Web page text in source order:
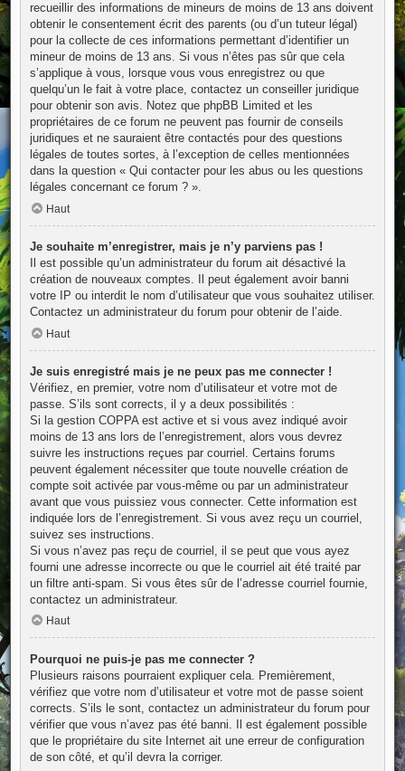
recueillir des informations de mineurs de moins de 13 ans doivent
obtenir le consentement écrit des parents (ou d’un tuteur légal)
pour la collecte de ces informations permettant d’identifier un
mineur de moins de 13 ans. Si vous n’êtes pas sûr que cela
s’applique à vous, lorsque vous vous enregistrez ou que
quelqu’un le fait à votre place, contactez un conseiller juridique
pour obtenir son avis. Notez que phpBB Limited et les
propriétaires de ce forum ne peuvent pas fournir de conseils
juridiques et ne sauraient être contactés pour des questions
légales de toutes sortes, à l’exception de celles mentionnées
dans la question « Qui contacter pour les abus ou les questions
légales concernant ce forum ? ».
Haut
Je souhaite m’enregistrer, mais je n’y parviens pas !
Il est possible qu’un administrateur du forum ait désactivé la
création de nouveaux comptes. Il peut également avoir banni
votre IP ou interdit le nom d’utilisateur que vous souhaitez utiliser.
Contactez un administrateur du forum pour obtenir de l’aide.
Haut
Je suis enregistré mais je ne peux pas me connecter !
Vérifiez, en premier, votre nom d’utilisateur et votre mot de
passe. S’ils sont corrects, il y a deux possibilités :
Si la gestion COPPA est active et si vous avez indiqué avoir
moins de 13 ans lors de l’enregistrement, alors vous devrez
suivre les instructions reçues par courriel. Certains forums
peuvent également nécessiter que toute nouvelle création de
compte soit activée par vous-même ou par un administrateur
avant que vous puissiez vous connecter. Cette information est
indiquée lors de l’enregistrement. Si vous avez reçu un courriel,
suivez ses instructions.
Si vous n’avez pas reçu de courriel, il se peut que vous ayez
fourni une adresse incorrecte ou que le courriel ait été traité par
un filtre anti-spam. Si vous êtes sûr de l’adresse courriel fournie,
contactez un administrateur.
Haut
Pourquoi ne puis-je pas me connecter ?
Plusieurs raisons pourraient expliquer cela. Premièrement,
vérifiez que votre nom d’utilisateur et votre mot de passe soient
corrects. S’ils le sont, contactez un administrateur du forum pour
vérifier que vous n’avez pas été banni. Il est également possible
que le propriétaire du site Internet ait une erreur de configuration
de son côté, et qu’il devra la corriger.